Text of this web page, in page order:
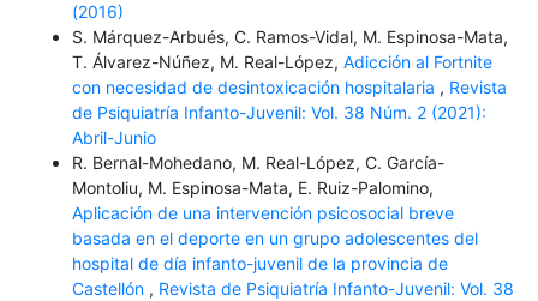
(2016)
S. Márquez-Arbués, C. Ramos-Vidal, M. Espinosa-Mata,
T. Álvarez-Núñez, M. Real-López, Adicción al Fortnite
con necesidad de desintoxicación hospitalaria , Revista
de Psiquiatría Infanto-Juvenil: Vol. 38 Núm. 2 (2021):
Abril-Junio
R. Bernal-Mohedano, M. Real-López, C. García-
Montoliu, M. Espinosa-Mata, E. Ruiz-Palomino,
Aplicación de una intervención psicosocial breve
basada en el deporte en un grupo adolescentes del
hospital de día infanto-juvenil de la provincia de
Castellón , Revista de Psiquiatría Infanto-Juvenil: Vol. 38